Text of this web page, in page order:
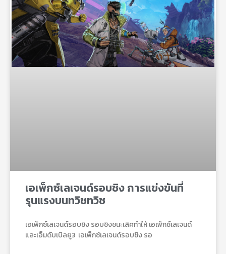
เอเพ็กซ์เลเจนด์รอบชิง การแข่งขันที่
รุนแรงบนทวิชทวิช
เอเพ็กซ์เลเจนด์รอบชิง รอบชิงชนะเลิศทำให้ เอเพ็กซ์เลเจนด์
และเอ็มดับเบิลยู3 เอเพ็กซ์เลเจนด์รอบชิง รอ